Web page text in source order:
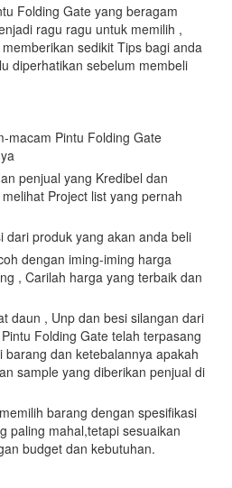
Folding Gate yang beragam
ragu ragu untuk memilih ,
sedikit Tips bagi anda
diperhatikan sebelum membeli
macam Pintu Folding Gate
penjual yang Kredibel dan
Project list yang pernah
dari produk yang akan anda beli
dengan iming-iming harga
, Carilah harga yang terbaik dan
daun , Unp dan besi silangan dari
Folding Gate telah terpasang
barang dan ketebalannya apakah
sample yang diberikan penjual di
barang dengan spesifikasi
paling mahal,tetapi sesuaikan
budget dan kebutuhan.